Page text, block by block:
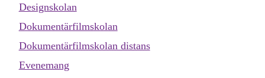
Designskolan
Dokumentärfilmskolan
Dokumentärfilmskolan distans
Evenemang